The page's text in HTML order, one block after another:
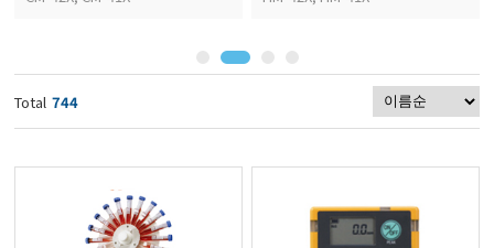
농업/임업/해양측정기
진공계/차압계/진공펌프
Total 744